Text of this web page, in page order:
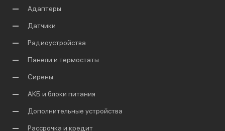
Адаптеры
Датчики
Радиоустройства
Панели и термостаты
Сирены
АКБ и блоки питания
Дополнительные устройства
Рассрочка и кредит